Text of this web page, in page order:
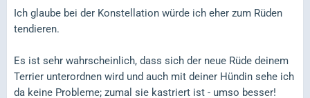
Ich glaube bei der Konstellation würde ich eher zum Rüden
tendieren.
Es ist sehr wahrscheinlich, dass sich der neue Rüde deinem
Terrier unterordnen wird und auch mit deiner Hündin sehe ich
da keine Probleme; zumal sie kastriert ist - umso besser!